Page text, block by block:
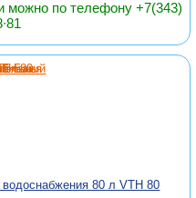
можно по телефону +7(343)
80 л VTH 80